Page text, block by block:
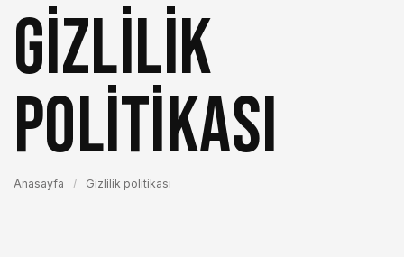
Gizlilik
politikası
Anasayfa / Gizlilik politikası